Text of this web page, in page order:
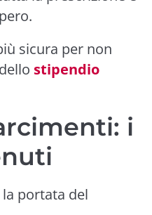
sicura per non
stipendio
i
portata del